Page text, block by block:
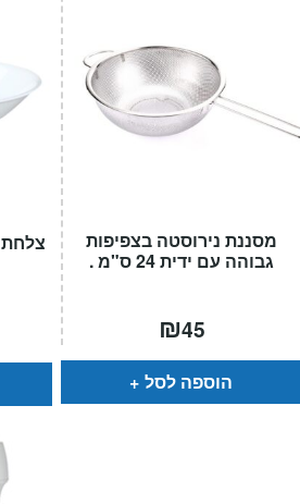
מסננת נירוסטה בצפיפות
גבוהה עם ידית 24 ס"מ .
₪45
הוספה לסל